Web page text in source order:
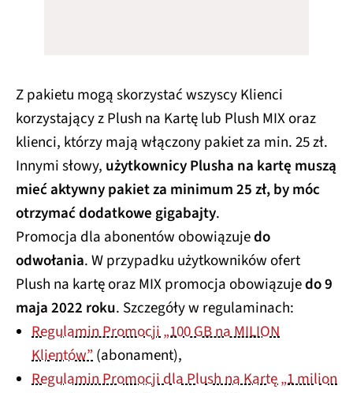
Z pakietu mogą skorzystać wszyscy Klienci
korzystający z Plush na Kartę lub Plush MIX oraz
klienci, którzy mają włączony pakiet za min. 25 zł.
Innymi słowy, użytkownicy Plusha na kartę muszą
mieć aktywny pakiet za minimum 25 zł, by móc
otrzymać dodatkowe gigabajty.
Promocja dla abonentów obowiązujedo
odwołania. W przypadku użytkowników ofert
Plush na kartę oraz MIX promocja obowiązujedo 9
maja 2022 roku. Szczegóły w regulaminach:
Regulamin Promocji „100 GB na MILION
Klientów”(abonament),
Regulamin Promocji dla Plush na Kartę „1 milion